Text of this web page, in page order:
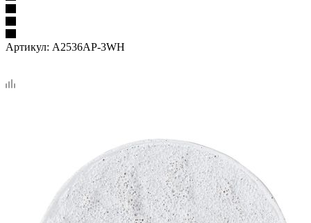
Артикул: A2536AP-3WH